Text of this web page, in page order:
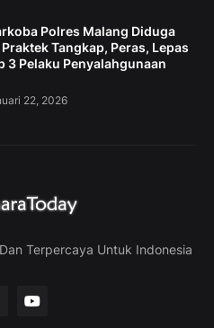
Polres Malang Diduga
Tangkap, Peras, Lepas
3 Pelaku Penyalahgunaan
22, 2026
Terpercaya Untuk Indonesia